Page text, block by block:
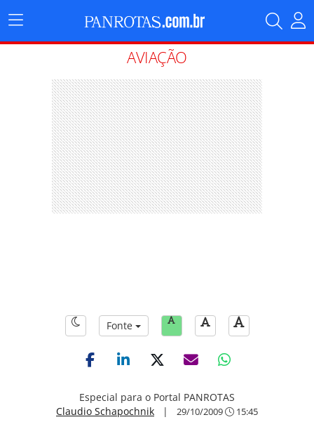
Menu
Principal
AVIAÇÃO
Fonte
Especial para o Portal PANROTAS
Claudio Schapochnik | 29/10/2009 15:45